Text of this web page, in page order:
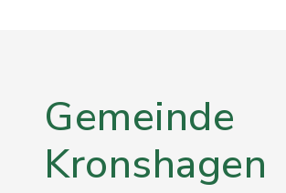
Gemeinde
Kronshagen